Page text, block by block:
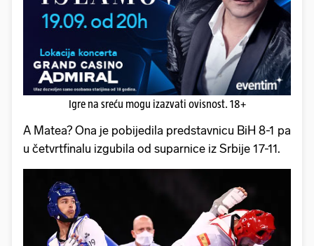
Igre na sreću mogu izazvati ovisnost. 18+
A Matea? Ona je pobijedila predstavnicu BiH 8-1 pa
u četvrtfinalu izgubila od suparnice iz Srbije 17-11.